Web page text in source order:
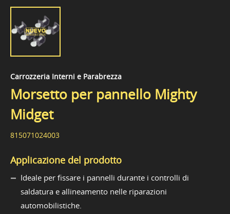
Carrozzeria Interni e Parabrezza
Morsetto per pannello Mighty
Midget
815071024003
Applicazione del prodotto
Ideale per fissare i pannelli durante i controlli di
saldatura e allineamento nelle riparazioni
automobilistiche.